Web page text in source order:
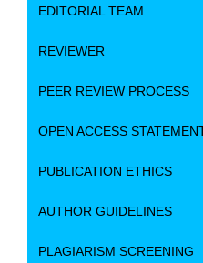
EDITORIAL TEAM
REVIEWER
PEER REVIEW PROCESS
OPEN ACCESS
PUBLICATION ETHICS
AUTHOR GUIDELINES
PLAGIARISM SCREENING